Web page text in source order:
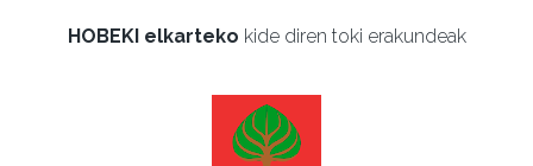
HOBEKI elkarteko kide diren toki erakundeak